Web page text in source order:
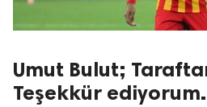
Umut Bulut;
Teşekkür ediyorum.